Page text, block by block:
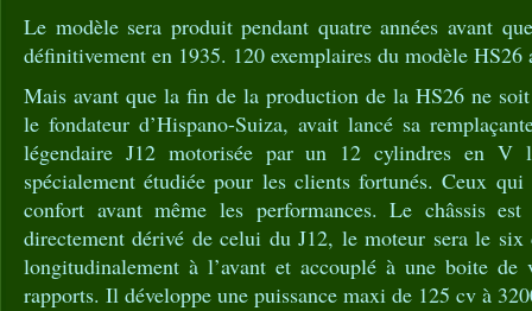
Le modèle sera produit pendant quatre années avant
définitivement en 1935. 120 exemplaires du modèle HS26
Mais avant que la fin de la production de la HS26 ne
le fondateur d’Hispano-Suiza, avait lancé sa
légendaire J12 motorisée par un 12 cylindres en
spécialement étudiée pour les clients fortunés. Ceux
confort avant même les performances. Le châssis
directement dérivé de celui du J12, le moteur sera le
longitudinalement à l’avant et accouplé à une boite de
rapports. Il développe une puissance maxi de 125 cv à